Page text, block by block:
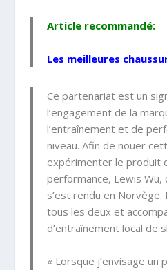
Article recommandé:
Les meilleures
Ce partenariat est un
l’engagement de la
l’entraînement et de
niveau. Afin de nouer
expérimenter le produit
performance, Lewis Wu,
s’est rendu en
tous les deux et
d’entraînement local de
« Lorsque j’envisage un